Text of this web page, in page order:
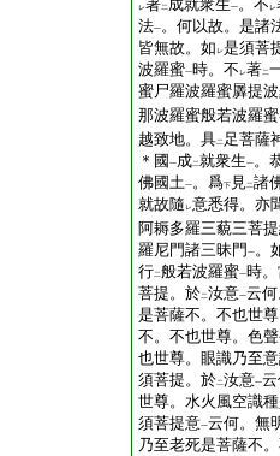
レ著二 成就衆生一。不 レ
法一。何以故。是諸
皆無故。如 レ是須菩
波羅蜜一時。不 レ著二
蜜尸羅波羅蜜羼提
那波羅蜜般若波羅蜜
越致地。具二 足菩薩
＊國 一成二就衆生一。
佛國土一。爲下 見二諸
就故隨 レ意悉得。亦
阿耨多羅三藐三菩
羅尼門諸三昧門 一。
行二般若波羅蜜一時
菩提。於二汝意一云
是菩薩不。不也世
不。不也世尊。色
也世尊。眼識乃至
須菩提。於二汝意一
世尊。水火風空識
須菩提意一云何。無
乃至老死是菩薩不